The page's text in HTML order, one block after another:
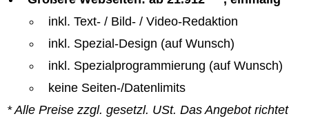
inkl. Text- / Bild- / Video-Redaktion
inkl. Spezial-Design (auf Wunsch)
inkl. Spezialprogrammierung (auf Wunsch)
keine Seiten-/Datenlimits
* Alle Preise zzgl. gesetzl. USt. Das Angebot richtet